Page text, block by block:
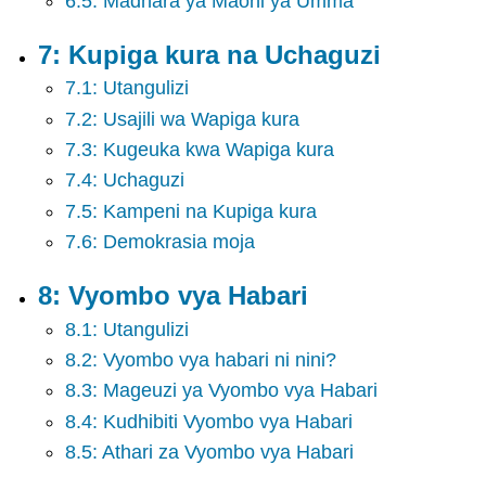
7: Kupiga kura na Uchaguzi
7.1: Utangulizi
7.2: Usajili wa Wapiga kura
7.3: Kugeuka kwa Wapiga kura
7.4: Uchaguzi
7.5: Kampeni na Kupiga kura
7.6: Demokrasia moja
8: Vyombo vya Habari
8.1: Utangulizi
8.2: Vyombo vya habari ni nini?
8.3: Mageuzi ya Vyombo vya Habari
8.4: Kudhibiti Vyombo vya Habari
8.5: Athari za Vyombo vya Habari